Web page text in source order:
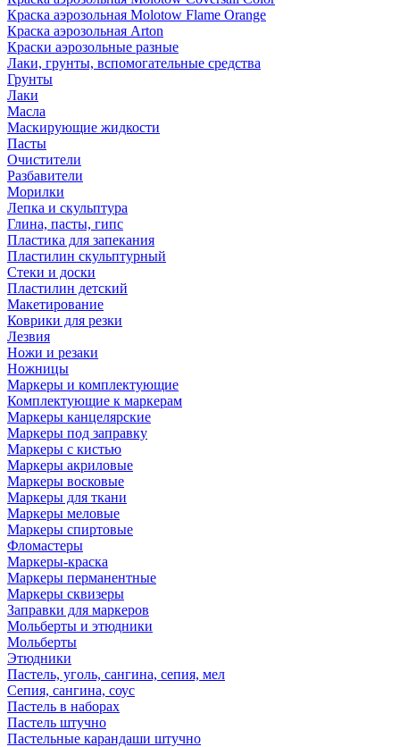
Краска аэрозольная Molotow Flame Orange
Краска аэрозольная Arton
Краски аэрозольные разные
Лаки, грунты, вспомогательные средства
Грунты
Лаки
Масла
Маскирующие жидкости
Пасты
Очистители
Разбавители
Морилки
Лепка и скульптура
Глина, пасты, гипс
Пластика для запекания
Пластилин скульптурный
Стеки и доски
Пластилин детский
Макетирование
Коврики для резки
Лезвия
Ножи и резаки
Ножницы
Маркеры и комплектующие
Комплектующие к маркерам
Маркеры канцелярские
Маркеры под заправку
Маркеры с кистью
Маркеры акриловые
Маркеры восковые
Маркеры для ткани
Маркеры меловые
Маркеры спиртовые
Фломастеры
Маркеры-краска
Маркеры перманентные
Маркеры сквизеры
Заправки для маркеров
Мольберты и этюдники
Мольберты
Этюдники
Пастель, уголь, сангина, сепия, мел
Сепия, сангина, соус
Пастель в наборах
Пастель штучно
Пастельные карандаши штучно